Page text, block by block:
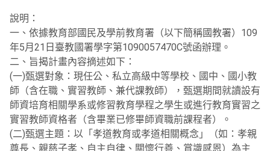
說明：
一、依據教育部國民及學前教育署（以下簡稱國教署）109
年5月21日臺教國署學字第1090057470C號函辦理。
二、旨揭計畫內容摘述如下：
(一)甄選對象：現任公、私立高級中等學校、國中、國小教
師（含在職、實習教師、兼代課教師），甄選期間就讀設有
師資培育相關學系或修習教育學程之學生或進行教育實習之
實習教師資格者（含畢業已修畢師資職前課程者）。
(二)甄選主題：以「孝道教育或孝道相關概念」（如：孝親
尊長、親慈子孝、自主自律、關懷行善、賞識感恩）為主